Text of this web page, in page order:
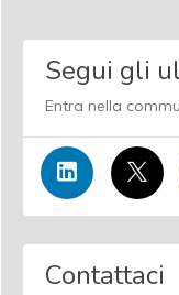
Segui gli
Entra nella
Contattaci